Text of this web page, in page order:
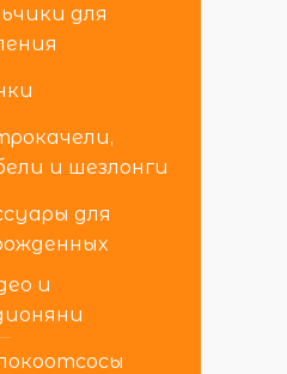
для
и шезлонги
для
и